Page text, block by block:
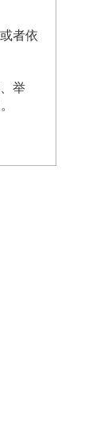
者依
举